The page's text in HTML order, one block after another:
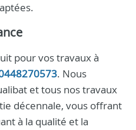
pour vos travaux à
. Nous
et tous nos travaux
décennale, vous offrant
à la qualité et la